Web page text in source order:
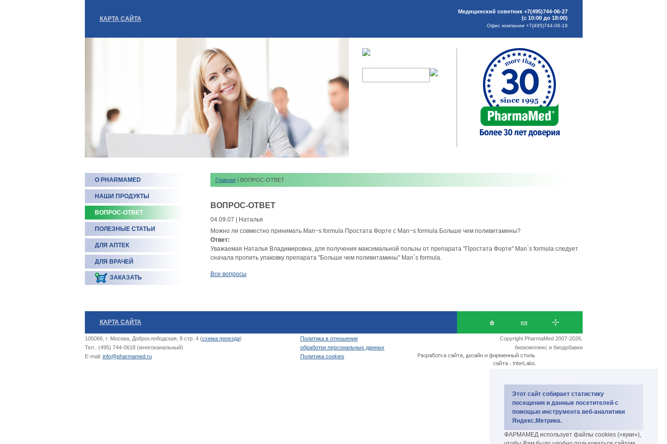
Этот сайт собирает статистику
посещения и данные посетителей с
помощью инструмента веб-аналитики
Яндекс.Метрика.
ФАРМАМЕД использует файлы cookies («куки»),
КАРТА САЙТА
Медицинский советник +7(495)744-06-27
(с 10:00 до 18:00)
Офис компании +7(495)744-06-18
О PHARMAMED
НАШИ ПРОДУКТЫ
ВОПРОС-ОТВЕТ
ПОЛЕЗНЫЕ СТАТЬИ
ДЛЯ АПТЕК
ДЛЯ ВРАЧЕЙ
ЗАКАЗАТЬ
Главная | ВОПРОС-ОТВЕТ
ВОПРОС-ОТВЕТ
04.09.07 | Наталья
Можно ли совместно принимать Man~s formula Простата Форте с Man~s formula Больше чем поливитамины?
Ответ:
Уважаемая Наталья Владимировна, для получения максимальной пользы от препарата "Простата Форте" Man`s formula следует
сначала пропить упаковку препарата "Больше чем поливитамины" Man`s formula.
Все вопросы
КАРТА САЙТА
105066, г. Москва, Доброслободская, 8 стр. 4 (схема проезда)
Тел.: (495) 744-0618 (многоканальный)
E-mail: info@pharmamed.ru
Политика в отношении
обработки персональных данных
Политика cookies
Copyright PharmaMed 2007-2026.
биокомплекс и биодобавки